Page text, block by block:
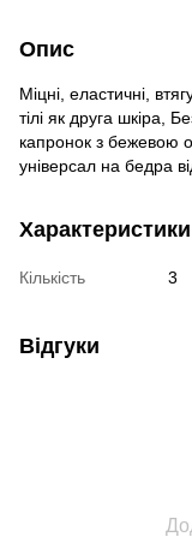
Опис
Міцні, еластичні,
тілі як друга шкіра,
капронок з бежевою
універсал на бедра
Характеристики
Кількість 3
Відгуки